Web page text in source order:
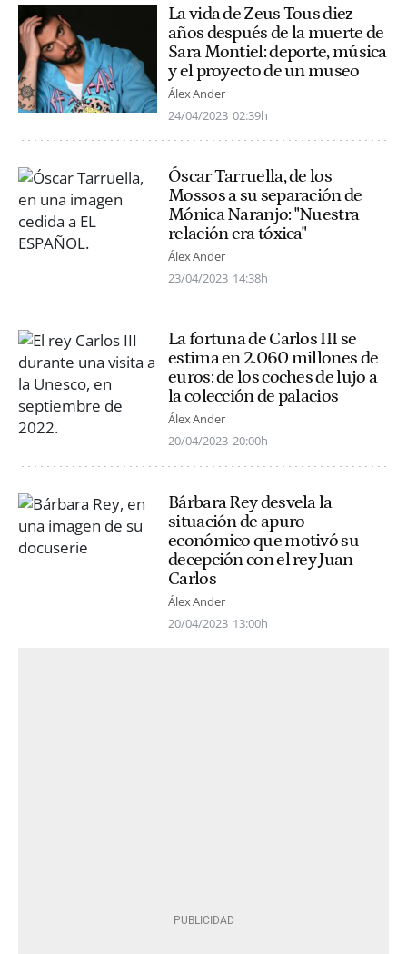
La vida de Zeus Tous diez
años después de la muerte de
Sara Montiel: deporte, música
y el proyecto de un museo
Álex Ander
24/04/2023 02:39h
Óscar Tarruella, de los
Mossos a su separación de
Mónica Naranjo: "Nuestra
relación era tóxica"
Álex Ander
23/04/2023 14:38h
La fortuna de Carlos III se
estima en 2.060 millones de
euros: de los coches de lujo a
la colección de palacios
Álex Ander
20/04/2023 20:00h
Bárbara Rey desvela la
situación de apuro
económico que motivó su
decepción con el rey Juan
Carlos
Álex Ander
20/04/2023 13:00h